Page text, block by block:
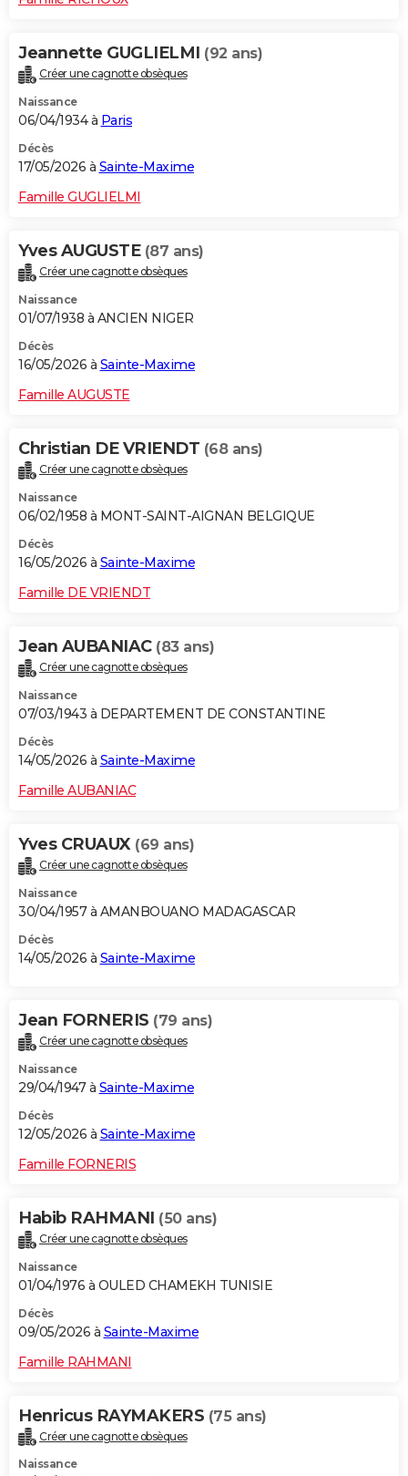
Jeannette GUGLIELMI (92 ans)
Créer une cagnotte obsèques
Naissance
06/04/1934 à Paris
Décès
17/05/2026 à Sainte-Maxime
Famille GUGLIELMI
Yves AUGUSTE (87 ans)
Créer une cagnotte obsèques
Naissance
01/07/1938 à ANCIEN NIGER
Décès
16/05/2026 à Sainte-Maxime
Famille AUGUSTE
Christian DE VRIENDT (68 ans)
Créer une cagnotte obsèques
Naissance
06/02/1958 à MONT-SAINT-AIGNAN BELGIQUE
Décès
16/05/2026 à Sainte-Maxime
Famille DE VRIENDT
Jean AUBANIAC (83 ans)
Créer une cagnotte obsèques
Naissance
07/03/1943 à DEPARTEMENT DE CONSTANTINE
Décès
14/05/2026 à Sainte-Maxime
Famille AUBANIAC
Yves CRUAUX (69 ans)
Créer une cagnotte obsèques
Naissance
30/04/1957 à AMANBOUANO MADAGASCAR
Décès
14/05/2026 à Sainte-Maxime
Jean FORNERIS (79 ans)
Créer une cagnotte obsèques
Naissance
29/04/1947 à Sainte-Maxime
Décès
12/05/2026 à Sainte-Maxime
Famille FORNERIS
Habib RAHMANI (50 ans)
Créer une cagnotte obsèques
Naissance
01/04/1976 à OULED CHAMEKH TUNISIE
Décès
09/05/2026 à Sainte-Maxime
Famille RAHMANI
Henricus RAYMAKERS (75 ans)
Créer une cagnotte obsèques
Naissance